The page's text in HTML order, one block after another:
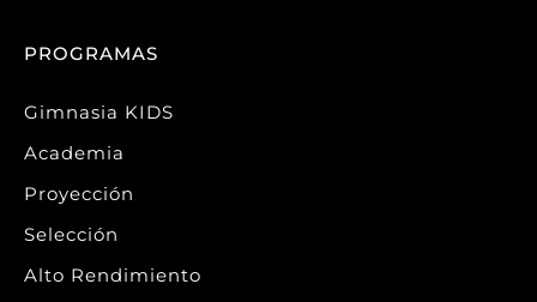
PROGRAMAS
Gimnasia KIDS
Academia
Proyección
Selección
Alto Rendimiento